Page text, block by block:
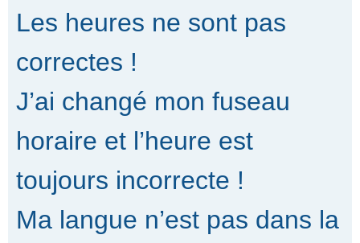
Les heures ne sont pas
correctes !
J’ai changé mon fuseau
horaire et l’heure est
toujours incorrecte !
Ma langue n’est pas dans la